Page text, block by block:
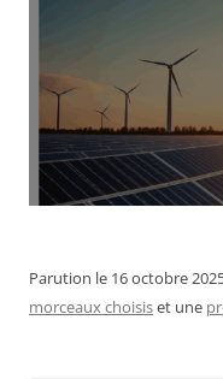
Parution le 16 octobre
morceaux choisiset une